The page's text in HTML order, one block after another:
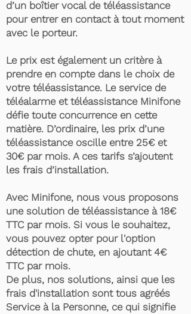
d’un boîtier vocal de téléassistance
pour entrer en contact à tout moment
avec le porteur.
Le prix est également un critère à
prendre en compte dans le choix de
votre téléassistance. Le service de
téléalarme et téléassistance Minifone
défie toute concurrence en cette
matière. D’ordinaire, les prix d’une
téléassistance oscille entre 25€ et
30€ par mois. A ces tarifs s’ajoutent
les frais d’installation.
Avec Minifone, nous vous proposons
une solution de téléassistance à 18€
TTC par mois. Si vous le souhaitez,
vous pouvez opter pour l'option
détection de chute, en ajoutant 4€
TTC par mois.
De plus, nos solutions, ainsi que les
frais d'installation sont tous agréés
Service à la Personne, ce qui signifie